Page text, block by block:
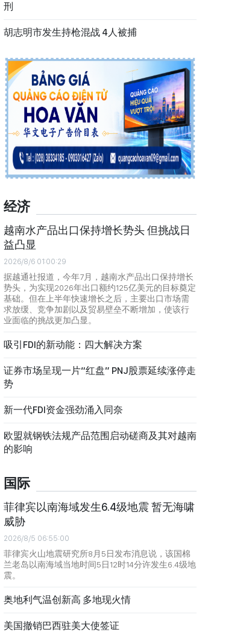
刑
胡志明市发生持枪混战 4人被捕
经济
越南水产品出口保持增长势头 但挑战日
益凸显
2026/8/6 01:00:29
据越通社报道，今年7月，越南水产品出口保持增长
势头，为实现2026年出口额约125亿美元的目标奠定
基础。但在上半年快速增长之后，主要出口市场需
求放缓、竞争加剧以及贸易壁垒不断增加，使该行
业面临的挑战更加凸显。
吸引FDI的新动能：四大解决方案
证券市场呈现一片“红盘” PNJ股票延续涨停走
势
新一代FDI资金强劲涌入同奈
欧盟就钢铁法规产品范围启动磋商及其对越南
的影响
国际
菲律宾以南海域发生6.4级地震 暂无海啸
威胁
2026/8/5 06:55:00
菲律宾火山地震研究所8月5日发布消息说，该国棉
兰老岛以南海域当地时间5日12时14分许发生6.4级地
震。
奥地利气温创新高 多地现火情
美国撤销巴西驻美大使签证